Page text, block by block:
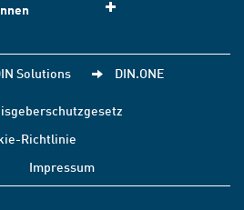
Solutions DIN.ONE
Richtlinie
Impressum